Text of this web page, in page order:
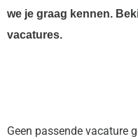
we je graag kennen.
vacatures.
Geen passende vacature